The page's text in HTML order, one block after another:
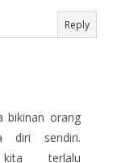
Reply
bikinan orang
diri sendiri.
terlalu